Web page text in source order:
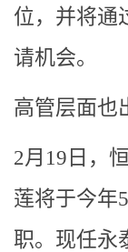
位，并将通
请机会。
高管层面也
2月19日，
莲将于今年
职。现任永